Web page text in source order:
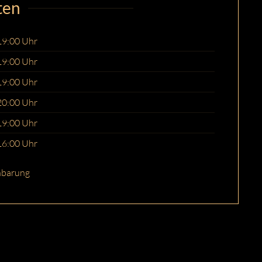
Uhr
Uhr
Uhr
Uhr
Uhr
Uhr